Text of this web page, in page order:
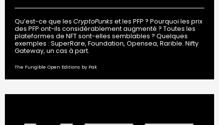
Qu’est-ce que les CryptoPunks et les PFP ? Pourquoi les prix
des PFP ont-ils considérablement augmenté ? Toutes les
plateformes de NFT sont-elles semblables ? Quelques
exemples : SuperRare, Foundation, Opensea, Rarible. Nifty
Gateway, un cas à part.
The Fungible Open Editions by Pak